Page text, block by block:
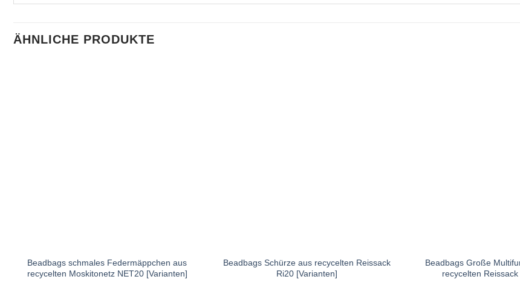
ÄHNLICHE PRODUKTE
Beadbags schmales Federmäppchen aus
recycelten Moskitonetz NET20 [Varianten]
Beadbags Schürze aus recycelten Reissack
Ri20 [Varianten]
Beadbags Große
recycelten